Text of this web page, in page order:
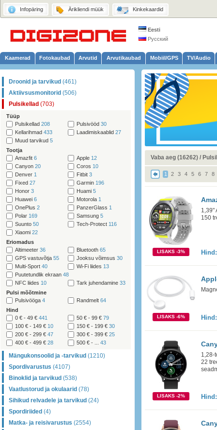
Infopäring Ärikliendi müük Kinkekaardid
Eesti
Русский
Kaamerad Fotokaubad Arvutid Arvutikaubad Mobiil/GPS TV/Audio
Droonid ja tarvikud (461)
Aktiivsusmonitorid (506)
Pulsikellad (703)
Tüüp
Pulsikellad 208 Pulsivööd 30
Kellarihmad 433 Laadimiskaablid 27
Muud tarvikud 5
Tootja
Amazfit 6 Apple 12
Canyon 20 Coros 10
Denver 1 Fitbit 3
Fixed 27 Garmin 196
Honor 3 Huami 5
Huawei 6 Motorola 1
OnePlus 2 PanzerGlass 1
Polar 169 Samsung 5
Suunto 50 Tech-Protect 116
Xiaomi 22
Eriomadus
Altimeeter 36 Bluetooth 65
GPS vastuvõtja 55 Jooksu võimsus 30
Multi-Sport 40 Wi-Fi liides 13
Puutetundlik ekraan 48
NFC liides 10 Tark juhendamine 33
Pulsi mõõtmine
Pulsivööga 4 Randmelt 64
Hind
0 € - 49 € 441 50 € - 99 € 79
100 € - 149 € 10 150 € - 199 € 30
200 € - 299 € 47 300 € - 399 € 25
400 € - 499 € 28 500 € - ... 43
Mängukonsoolid ja -tarvikud (1210)
Spordivarustus (4107)
Binoklid ja tarvikud (538)
Vaatlustorud ja okulaarid (78)
Sihikud relvadele ja tarvikud (24)
Spordiriided (4)
Matka- ja reisivarustus (2554)
Vaba aeg (16262) /
1 2 3 4 5 6 7 8
1,39"
150
LISAKS -3%
LISAKS -6%
1,28-
22
LISAKS -2%